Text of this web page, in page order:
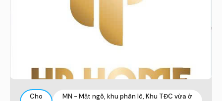
Cho
MN - Mặt ngõ, khu phân lô, Khu TĐC vừa ở